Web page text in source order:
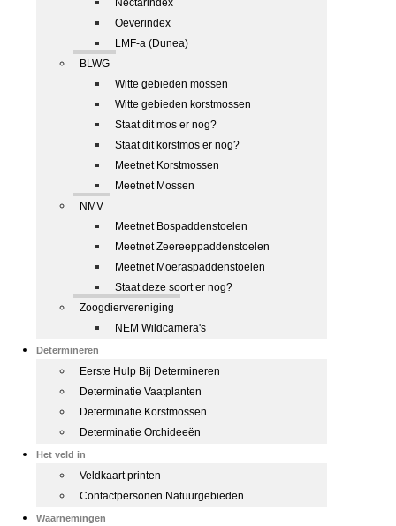
Nectarindex
Oeverindex
LMF-a (Dunea)
BLWG
Witte gebieden mossen
Witte gebieden korstmossen
Staat dit mos er nog?
Staat dit korstmos er nog?
Meetnet Korstmossen
Meetnet Mossen
NMV
Meetnet Bospaddenstoelen
Meetnet Zeereeppaddenstoelen
Meetnet Moeraspaddenstoelen
Staat deze soort er nog?
Zoogdiervereniging
NEM Wildcamera's
Determineren
Eerste Hulp Bij Determineren
Determinatie Vaatplanten
Determinatie Korstmossen
Determinatie Orchideeën
Het veld in
Veldkaart printen
Contactpersonen Natuurgebieden
Waarnemingen